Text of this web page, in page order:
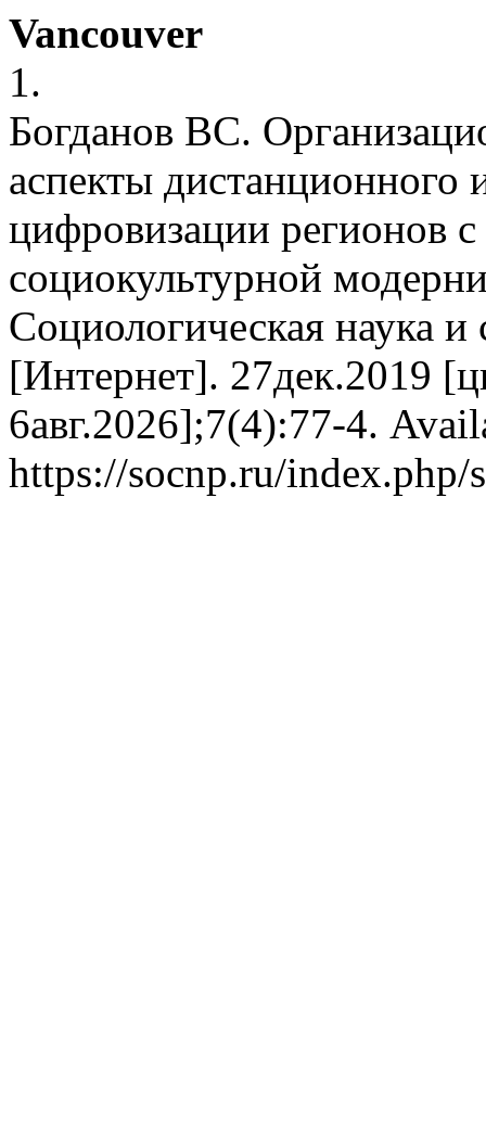
Vancouver
1.
Богданов ВС.
аспекты дистанционного
цифровизации регионов
социокультурной
Социологическая наука и
[Интернет]. 27дек.2019
6авг.2026];7(4):77-4.
https://socnp.ru/